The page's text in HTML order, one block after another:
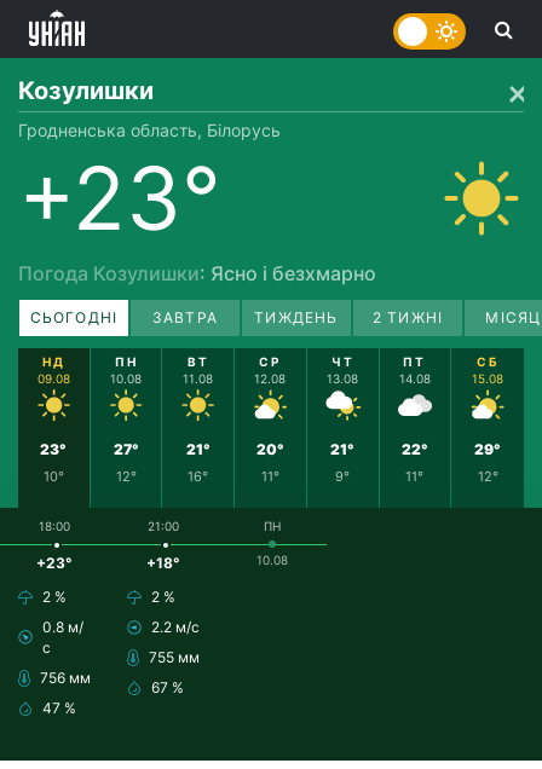
Козулишки
Гродненська область, Білорусь
+23°
Погода Козулишки: Ясно і безхмарно
СЬОГОДНІ ЗАВТРА ТИЖДЕНЬ 2 ТИЖНІ
НД
09.08
23°
10°
ПН
10.08
27°
12°
ВТ
11.08
21°
16°
СР
12.08
20°
11°
ЧТ
13.08
21°
9°
ПТ
14.08
22°
11°
СБ
15.08
29°
12°
18:00
+23°
2 %
0.8 м/
с
756 мм
47 %
21:00
+18°
2 %
2.2 м/с
755 мм
67 %
ПН
10.08